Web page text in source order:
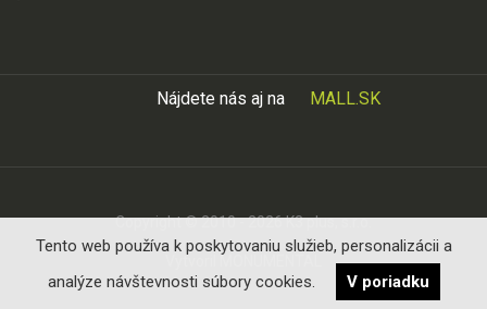
Nájdete nás aj na MALL.SK
Copyright © 2010 - 2026 K3 plus, s.r.o.
Tento web používa k poskytovaniu služieb, personalizácii a
analýze návštevnosti súbory cookies.
V poriadku